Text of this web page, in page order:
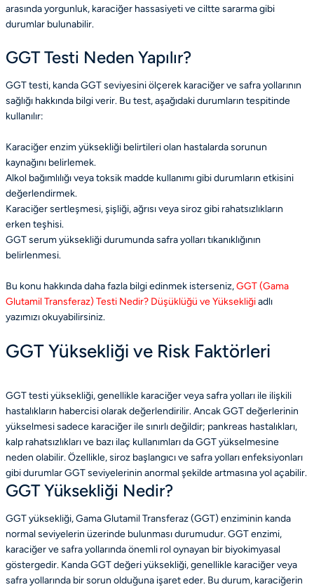
arasında yorgunluk, karaciğer hassasiyeti ve ciltte sararma gibi
durumlar bulunabilir.
GGT Testi Neden Yapılır?
GGT testi, kanda GGT seviyesini ölçerek karaciğer ve safra yollarının
sağlığı hakkında bilgi verir. Bu test, aşağıdaki durumların tespitinde
kullanılır:
Karaciğer enzim yüksekliği belirtileri olan hastalarda sorunun
kaynağını belirlemek.
Alkol bağımlılığı veya toksik madde kullanımı gibi durumların etkisini
değerlendirmek.
Karaciğer sertleşmesi, şişliği, ağrısı veya siroz gibi rahatsızlıkların
erken teşhisi.
GGT serum yüksekliği durumunda safra yolları tıkanıklığının
belirlenmesi.
Bu konu hakkında daha fazla bilgi edinmek isterseniz,GGT (Gama
Glutamil Transferaz) Testi Nedir? Düşüklüğü ve Yüksekliğiadlı
yazımızı okuyabilirsiniz.
GGT Yüksekliği ve Risk Faktörleri
GGT testi yüksekliği, genellikle karaciğer veya safra yolları ile ilişkili
hastalıkların habercisi olarak değerlendirilir. Ancak GGT değerlerinin
yükselmesi sadece karaciğer ile sınırlı değildir; pankreas hastalıkları,
kalp rahatsızlıkları ve bazı ilaç kullanımları da GGT yükselmesine
neden olabilir. Özellikle, siroz başlangıcı ve safra yolları enfeksiyonları
gibi durumlar GGT seviyelerinin anormal şekilde artmasına yol açabilir.
GGT Yüksekliği Nedir?
GGT yüksekliği, Gama Glutamil Transferaz (GGT) enziminin kanda
normal seviyelerin üzerinde bulunması durumudur. GGT enzimi,
karaciğer ve safra yollarında önemli rol oynayan bir biyokimyasal
göstergedir. Kanda GGT değeri yüksekliği, genellikle karaciğer veya
safra yollarında bir sorun olduğuna işaret eder. Bu durum, karaciğerin